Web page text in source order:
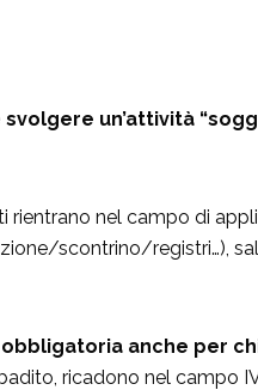
un’attività
nel campo di
scontrino/registri…),
anche per
ricadono nel campo